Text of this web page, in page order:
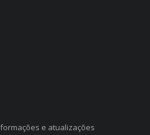
e atualizações